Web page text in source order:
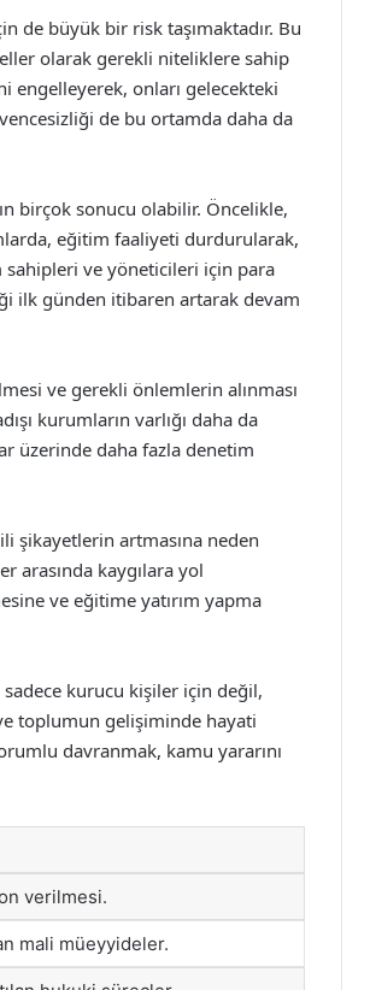
de büyük bir risk taşımaktadır. Bu
olarak gerekli niteliklere sahip
onları gelecekteki
de bu ortamda daha da
birçok sonucu olabilir. Öncelikle,
eğitim faaliyeti durdurularak,
sahipleri ve yöneticileri için para
ilk günden itibaren artarak devam
ve gerekli önlemlerin alınması
kurumların varlığı daha da
üzerinde daha fazla denetim
şikayetlerin artmasına neden
arasında kaygılara yol
ve eğitime yatırım yapma
kurucu kişiler için değil,
toplumun gelişiminde hayati
davranmak, kamu yararını
verilmesi.
mali müeyyideler.